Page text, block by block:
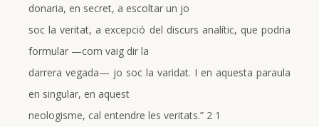
donaria, en secret, a escoltar un jo
soc la veritat, a excepció del discurs analític, que podria
formular —com vaig dir la
darrera vegada— jo soc la varidat. I en aquesta paraula
en singular, en aquest
neologisme, cal entendre les veritats.” 2 1